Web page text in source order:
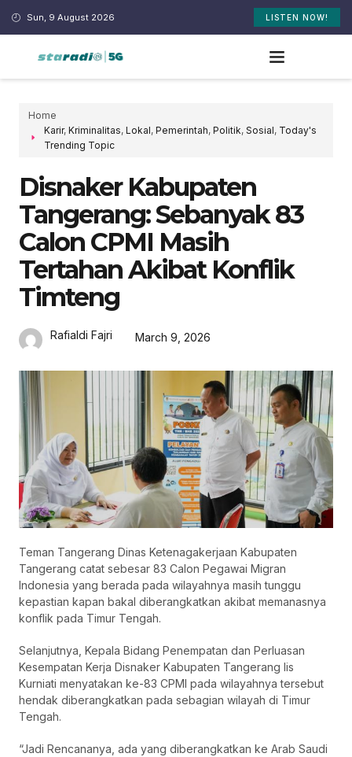
Sun, 9 August 2026 LISTEN NOW!
Home
Karir, Kriminalitas, Lokal, Pemerintah, Politik, Sosial, Today's
Trending Topic
Disnaker Kabupaten
Tangerang: Sebanyak 83
Calon CPMI Masih
Tertahan Akibat Konflik
Timteng
Rafialdi Fajri March 9, 2026
Teman Tangerang Dinas Ketenagakerjaan Kabupaten
Tangerang catat sebesar 83 Calon Pegawai Migran
Indonesia yang berada pada wilayahnya masih tunggu
kepastian kapan bakal diberangkatkan akibat memanasnya
konflik pada Timur Tengah.
Selanjutnya, Kepala Bidang Penempatan dan Perluasan
Kesempatan Kerja Disnaker Kabupaten Tangerang lis
Kurniati menyatakan ke-83 CPMI pada wilayahnya tersebut
hendak diberangkatkan pada sebagian wilayah di Timur
Tengah.
“Jadi Rencananya, ada yang diberangkatkan ke Arab Saudi